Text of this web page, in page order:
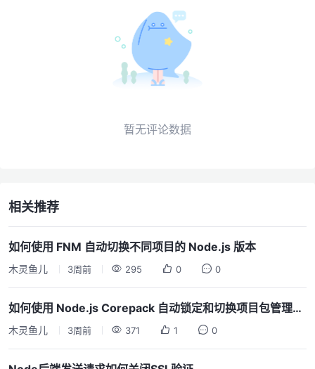
暂无评论数据
相关推荐
如何使用 FNM 自动切换不同项目的 Node.js 版本
木灵鱼儿 3周前 295 0 0
如何使用 Node.js Corepack 自动锁定和切换项目包管理器版本
木灵鱼儿 3周前 371 1 0